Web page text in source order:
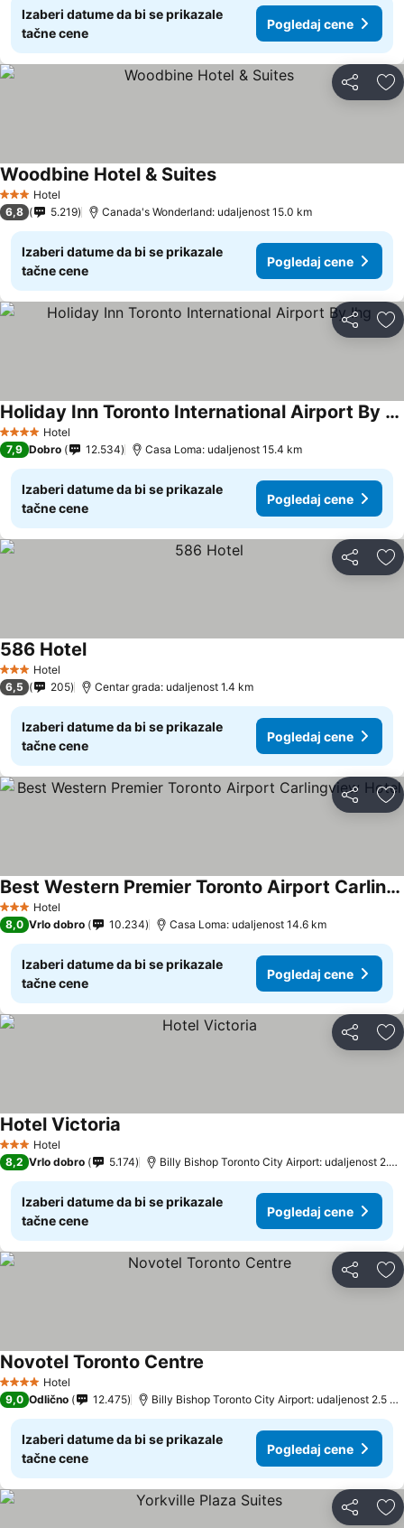
Izaberi datume da bi se prikazale
tačne cene
Pogledaj cene
Deli
3 Zvezdice
Hotel
Woodbine Hotel & Suites
6,8 5.219 Canada's Wonderland: udaljenost 15.0 km
Izaberi datume da bi se prikazale
tačne cene
Pogledaj cene
Deli
4 ZvezdiceHotel
Holiday Inn Toronto International Airport By Ihg
7,9 Dobro 12.534 Casa Loma: udaljenost 15.4 km
Izaberi datume da bi se prikazale
tačne cene
Pogledaj cene
Deli
3 Zvezdice
Hotel
586 Hotel
6,5 205 Centar grada: udaljenost 1.4 km
Izaberi datume da bi se prikazale
tačne cene
Pogledaj cene
Deli
3 Zvezdice
Hotel
Best Western Premier Toronto Airport Carlingview Hotel
8,0 Vrlo dobro 10.234 Casa Loma: udaljenost 14.6 km
Izaberi datume da bi se prikazale
tačne cene
Pogledaj cene
Deli
3 Zvezdice
Hotel
Hotel Victoria
8,2 Vrlo dobro 5.174 Billy Bishop Toronto City Airport: udaljenost 2.4 km
Izaberi datume da bi se prikazale
tačne cene
Pogledaj cene
Deli
4 ZvezdiceHotel
Novotel Toronto Centre
9,0 Odlično 12.475 Billy Bishop Toronto City Airport: udaljenost 2.5 km
Izaberi datume da bi se prikazale
tačne cene
Pogledaj cene
Deli